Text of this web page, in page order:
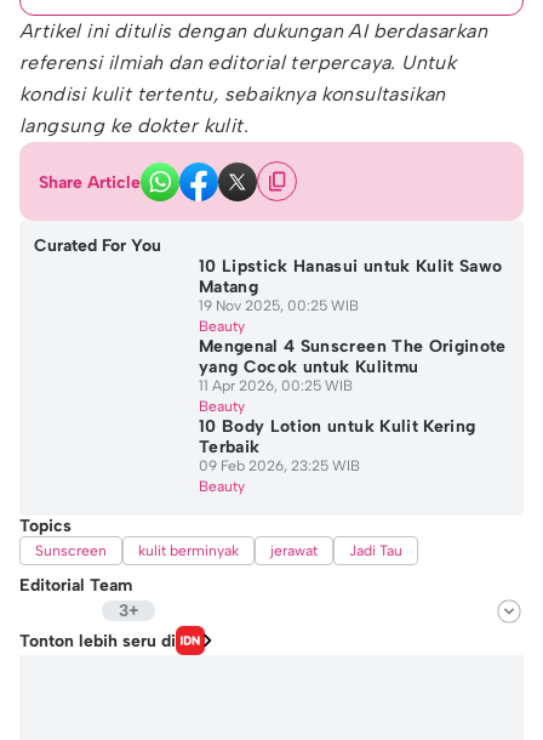
Artikel ini ditulis dengan dukungan AI berdasarkan
referensi ilmiah dan editorial terpercaya. Untuk
kondisi kulit tertentu, sebaiknya konsultasikan
langsung ke dokter kulit.
Share Article
Curated For You
10 Lipstick Hanasui untuk Kulit Sawo
Matang
19 Nov 2025, 00:25 WIB
Beauty
Mengenal 4 Sunscreen The Originote
yang Cocok untuk Kulitmu
11 Apr 2026, 00:25 WIB
Beauty
10 Body Lotion untuk Kulit Kering
Terbaik
09 Feb 2026, 23:25 WIB
Beauty
Topics
Sunscreen kulit berminyak jerawat Jadi Tau
Editorial Team
3+
Editor
Hidayat Taufik
Tonton lebih seru di